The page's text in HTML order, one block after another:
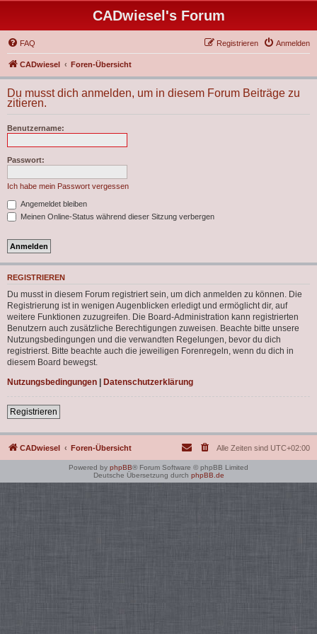
CADwiesel's Forum
FAQ Anmelden
Registrieren
CADwiesel Foren-Übersicht
Du musst dich anmelden, um in diesem Forum Beiträge zu
zitieren.
Benutzername:
Passwort:
Ich habe mein Passwort vergessen
Angemeldet bleiben
Meinen Online-Status während dieser Sitzung verbergen
REGISTRIEREN
Du musst in diesem Forum registriert sein, um dich anmelden zu können. Die
Registrierung ist in wenigen Augenblicken erledigt und ermöglicht dir, auf
weitere Funktionen zuzugreifen. Die Board-Administration kann registrierten
Benutzern auch zusätzliche Berechtigungen zuweisen. Beachte bitte unsere
Nutzungsbedingungen und die verwandten Regelungen, bevor du dich
registrierst. Bitte beachte auch die jeweiligen Forenregeln, wenn du dich in
diesem Board bewegst.
Nutzungsbedingungen | Datenschutzerklärung
Registrieren
CADwiesel Foren-Übersicht Alle Zeiten sind UTC+02:00
Powered by phpBB® Forum Software © phpBB Limited
Deutsche Übersetzung durch phpBB.de